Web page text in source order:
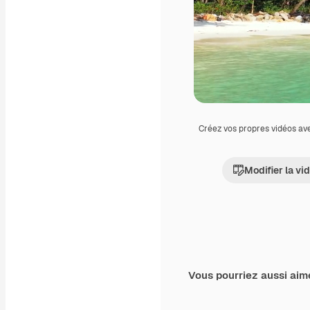
Créez vos propres vidéos
Modifier la
Vous pourriez aussi